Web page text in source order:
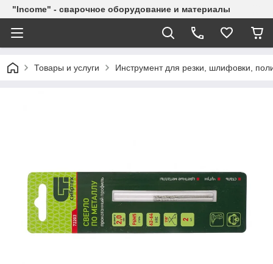
"Income" - сварочное оборудование и материалы
Товары и услуги Инструмент для резки, шлифовки,